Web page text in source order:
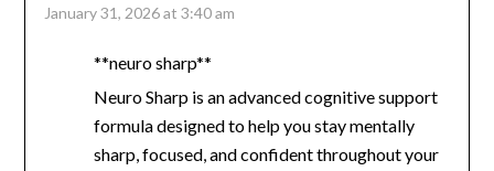
January 31, 2026 at 3:40 am
**neuro sharp**
Neuro Sharp is an advanced cognitive support
formula designed to help you stay mentally
sharp, focused, and confident throughout your